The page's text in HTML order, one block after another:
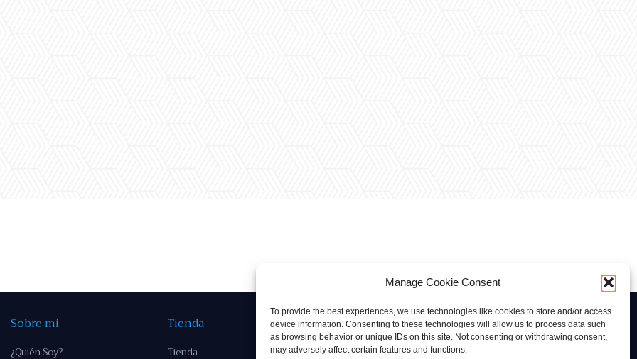
Manage Cookie Consent
To provide the best experiences, we use technologies like cookies to store and/or access
device information. Consenting to these technologies will allow us to process data such
as browsing behavior or unique IDs on this site. Not consenting or withdrawing consent,
may adversely affect certain features and functions.
Sobre mi
¿Quién Soy?
Tienda
Tienda
Contacto
rab@tuviaserber.com